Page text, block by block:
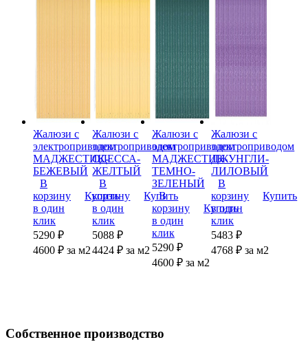
Жалюзи с
электроприводом
МАДЖЕСТИК-
БЕЖЕВЫЙ
В
корзину
Купить
в один
клик
5290 ₽
4600 ₽ за м2
Жалюзи с
электроприводом
ОДЕССА-
ЖЕЛТЫЙ
В
корзину
Купить
в один
клик
5088 ₽
4424₽ за м2
Жалюзи с
электроприводом
МАДЖЕСТИК-
ТЕМНО-
ЗЕЛЕНЫЙ
В
корзину
Купить
в один
клик
5290 ₽
4600 ₽ за м2
Жалюзи с
электроприводом
ДЖУНГЛИ-
ЛИЛОВЫЙ
В
корзину
Купить
в один
клик
5483 ₽
4768₽ за м2
Собственное производство